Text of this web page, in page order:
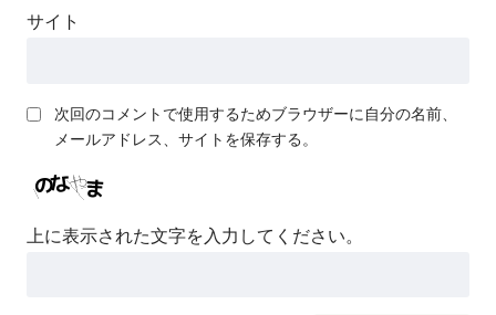
サイト
次回のコメントで使用するためブラウザーに自分の名前、
メールアドレス、サイトを保存する。
上に表示された文字を入力してください。